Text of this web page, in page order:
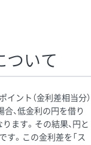
ついて
ント（金利差相当分）
、低金利の円を借り
ます。その結果、円と
す。この金利差を「ス